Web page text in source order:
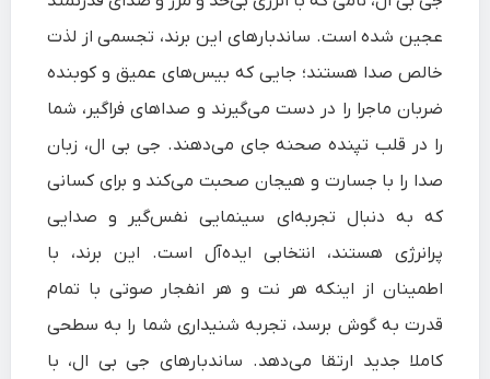
عجین شده است. ساندبارهای این برند، تجسمی از لذت
خالص صدا هستند؛ جایی که بیس‌های عمیق و کوبنده
ضربان ماجرا را در دست می‌گیرند و صداهای فراگیر، شما
را در قلب تپنده صحنه جای می‌دهند. جی‌ بی‌ ال، زبان
صدا را با جسارت و هیجان صحبت می‌کند و برای کسانی
که به دنبال تجربه‌ای سینمایی نفس‌گیر و صدایی
پرانرژی هستند، انتخابی ایده‌آل است. این برند، با
اطمینان از اینکه هر نت و هر انفجار صوتی با تمام
قدرت به گوش برسد، تجربه شنیداری شما را به سطحی
کاملا جدید ارتقا می‌دهد. ساندبارهای جی‌ بی‌ ال، با